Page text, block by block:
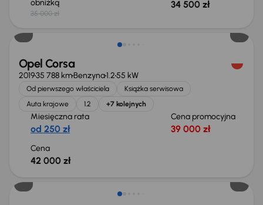
obniżką
35 000 zł
34 500 zł
Opel Corsa
201935 788 kmBenzyna1.255 kW
Od pierwszego właściciela
Książka serwisowa
Auta krajowe
1.2 +7 kolejnych
Miesięczna rata
od 250 zł
Cena promocyjna
39 000 zł
Cena
42 000 zł